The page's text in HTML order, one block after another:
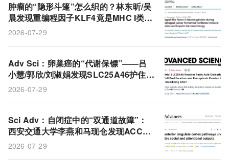
肿瘤的“隐形斗篷”怎么织的？林东昕/吴
晨发现重编程因子KLF4竟是MHC I类抗
原呈递的守门人
2026-07-29
Adv Sci：卵巢癌的“代谢保镖”——吕
小慧/郭欣/刘淑娟发现SLC25A46护住C
ACT让肿瘤细胞逃过铁死亡
2026-07-29
Sci Adv：自闭症中的“双通道故障”：
西安交通大学李燕和马现仓发现ACC两
条平行环路分别掌管社交与注意力，可
2026-07-29